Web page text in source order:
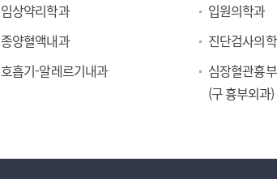
임상약리학과
입원의학과
종양혈액내과
진단검사의
호흡기-알레르기내과
심장혈관흉
(구 흉부외과)